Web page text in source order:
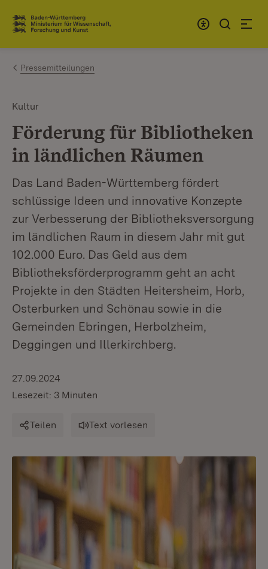
Zum Inhalt springen
Link zur Startseite
Pressemitteilungen
Kultur
Förderung für Bibliotheken
in ländlichen Räumen
Das Land Baden-Württemberg fördert
schlüssige Ideen und innovative Konzepte
zur Verbesserung der Bibliotheksversorgung
im ländlichen Raum in diesem Jahr mit gut
102.000 Euro. Das Geld aus dem
Bibliotheksförderprogramm geht an acht
Projekte in den Städten Heitersheim, Horb,
Osterburken und Schönau sowie in die
Gemeinden Ebringen, Herbolzheim,
Deggingen und Illerkirchberg.
27.09.2024
Lesezeit: 3 Minuten
Teilen Text vorlesen